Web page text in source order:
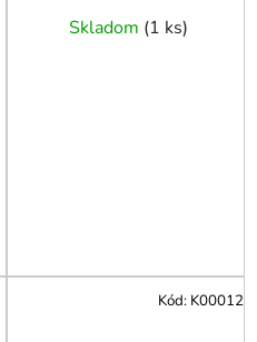
80W 11mm (12/24)
Skladom (1 ks)
Kód: K00012